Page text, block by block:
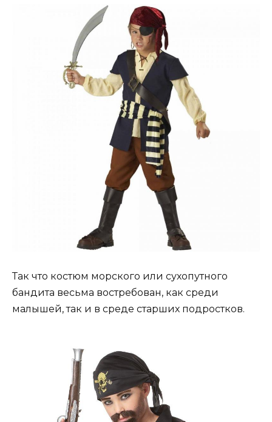
Так что костюм морского или сухопутного
бандита весьма востребован, как среди
малышей, так и в среде старших подростков.